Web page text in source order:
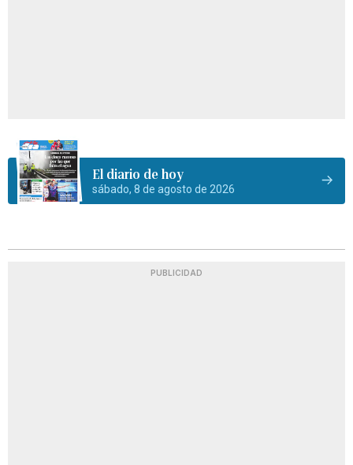
El diario de hoy
sábado, 8 de agosto de 2026
PUBLICIDAD